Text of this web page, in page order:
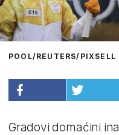
POOL/REUTERS/PIXSELL
Gradovi domaćini